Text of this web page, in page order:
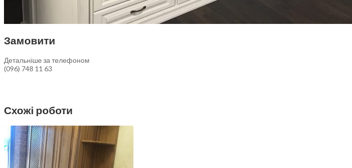
Замовити
Детальніше за телефоном
(096) 748 11 63
Схожі роботи